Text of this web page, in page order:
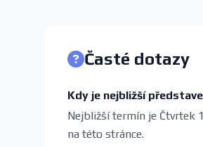
Časté dotazy
Kdy je nejbližší
Nejbližší termín je Čtvrtek
na této stránce.